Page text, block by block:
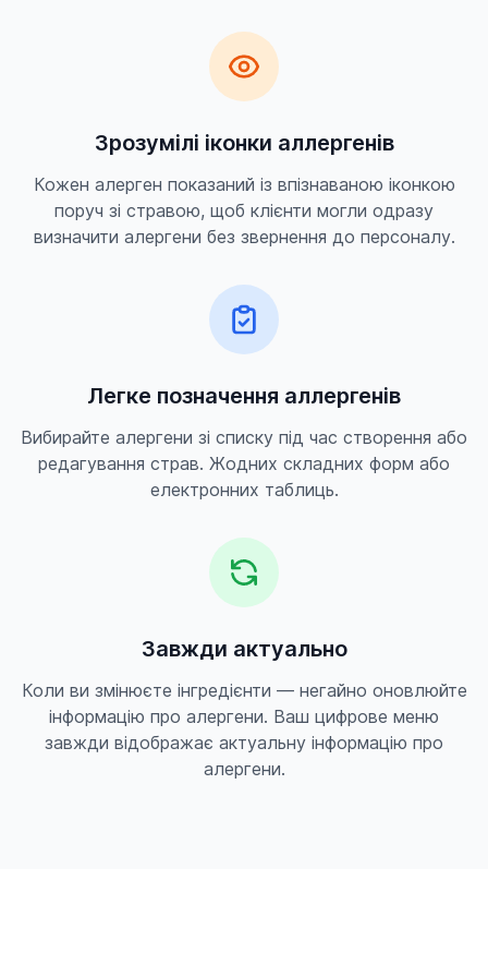
Зрозумілі іконки аллергенів
Кожен алерген показаний із впізнаваною іконкою
поруч зі стравою, щоб клієнти могли одразу
визначити алергени без звернення до персоналу.
Легке позначення аллергенів
Вибирайте алергени зі списку під час створення або
редагування страв. Жодних складних форм або
електронних таблиць.
Завжди актуально
Коли ви змінюєте інгредієнти — негайно оновлюйте
інформацію про алергени. Ваш цифрове меню
завжди відображає актуальну інформацію про
алергени.